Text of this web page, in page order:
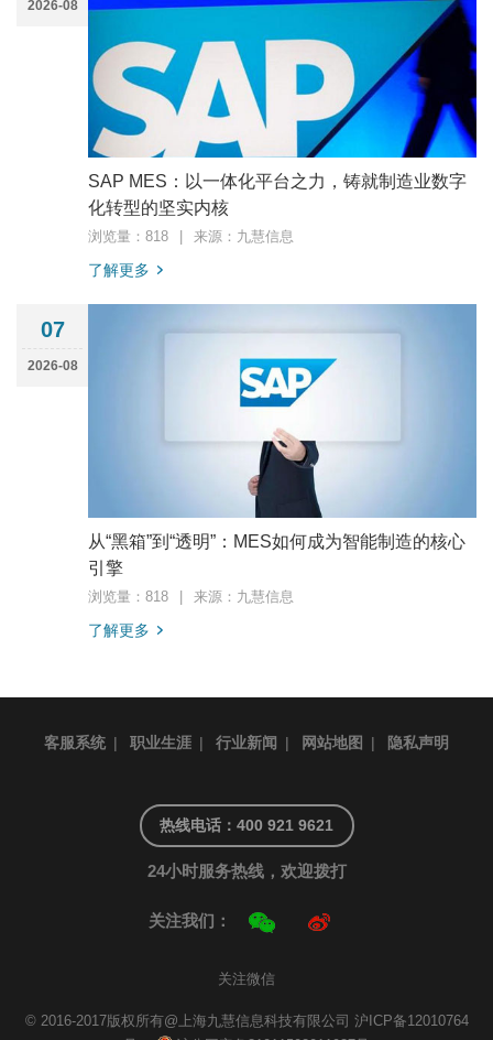
2026-08
SAP MES：以一体化平台之力，铸就制造业数字
化转型的坚实内核
浏览量：818 来源：九慧信息
了解更多
07
2026-08
从“黑箱”到“透明”：MES如何成为智能制造的核心
引擎
浏览量：818 来源：九慧信息
了解更多
客服系统 | 职业生涯 | 行业新闻 | 网站地图 | 隐私声明
热线电话：400 921 9621
24小时服务热线，欢迎拨打
关注我们：
关注微信
© 2016-2017版权所有@上海九慧信息科技有限公司 沪ICP备12010764